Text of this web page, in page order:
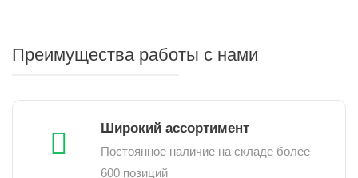
Преимущества работы с нами
Широкий ассортимент
Постоянное наличие на складе более
600 позиций